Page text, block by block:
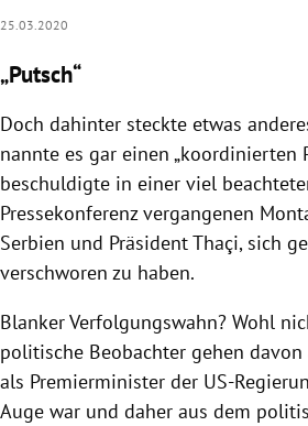
25.03.2020
„Putsch“
Doch dahinter steckte etwas
nannte es gar einen „koordinierten
beschuldigte in einer viel
Pressekonferenz vergangenen
Serbien und PräsidentThaçi, sich
verschworen zu haben.
Blanker Verfolgungswahn? Wohl
politische Beobachter gehen davon
als Premierminister der US-
Auge war und daher aus dem